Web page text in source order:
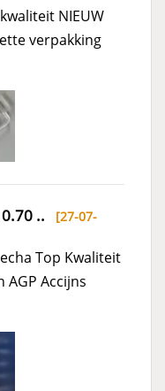
NIEUW
verpakking
.. [27-07-
Top Kwaliteit
AGP Accijns